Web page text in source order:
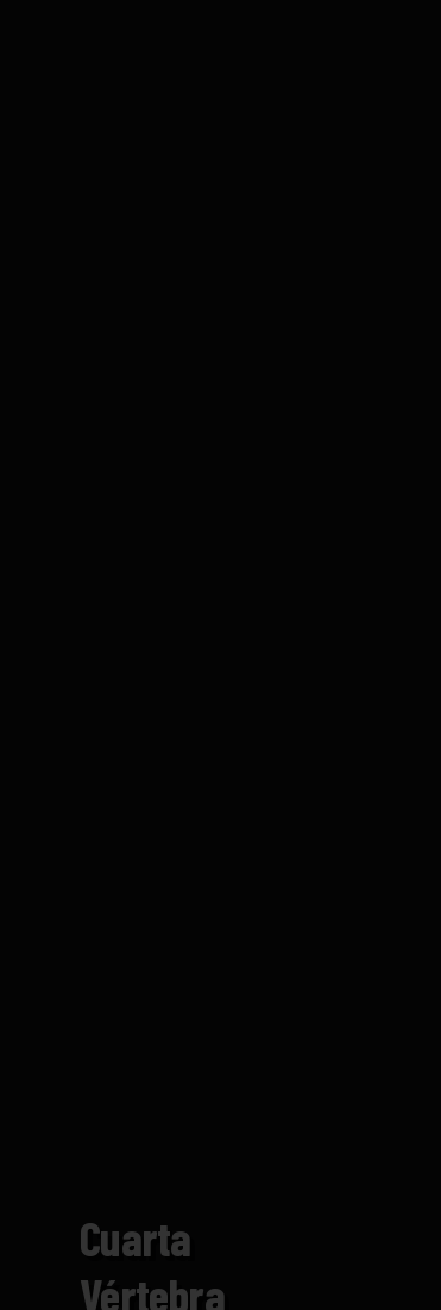
Cuarta
Vértebra